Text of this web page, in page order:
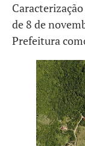
de 8 de
Prefeitura